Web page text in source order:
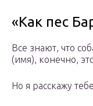
«Как пес
Все знают, что
(имя), конечно,
Но я расскажу